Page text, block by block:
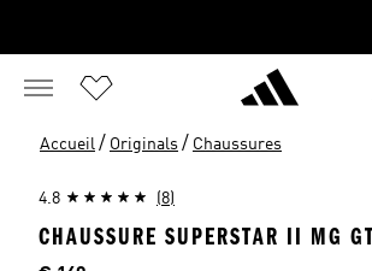
Accueil / Originals / Chaussures
4.8 (8)
CHAUSSURE SUPERSTAR II MG